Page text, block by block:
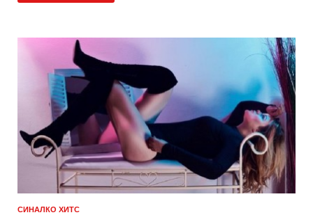
СИНАЛКО ХИТС